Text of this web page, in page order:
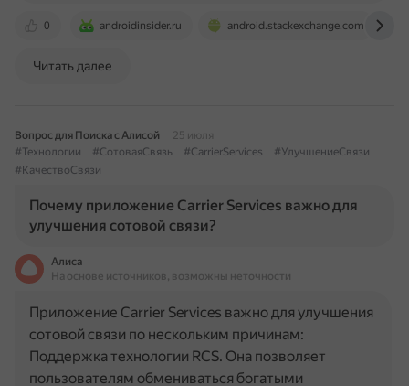
0 androidinsider.ru android.stackexchange.com
Читать далее
Вопрос для Поиска с Алисой
25 июля
#Технологии
#СотоваяСвязь #CarrierServices
#УлучшениеСвязи
#КачествоСвязи
Почему приложение Carrier Services важно для
улучшения сотовой связи?
Алиса
На основе источников, возможны неточности
Приложение Carrier Services важно для улучшения
сотовой связи по нескольким причинам:
Поддержка технологии RCS. Она позволяет
пользователям обмениваться богатыми